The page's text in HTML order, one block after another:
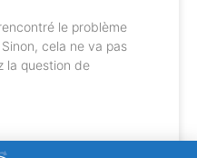
le problème
cela ne va pas
la question de